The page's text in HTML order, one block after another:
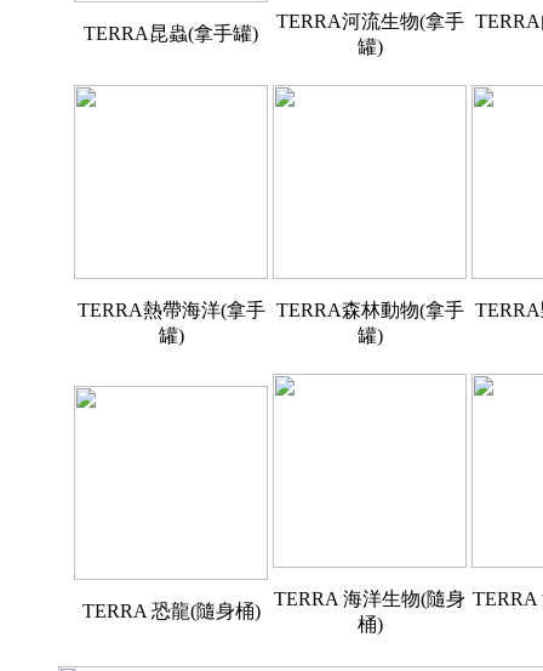
TERRA昆蟲(拿手罐)
TERRA河流生物(拿手
罐)
TERRA熱帶海洋(拿手
罐)
TERRA森林動物(拿手
罐)
TERRA 恐龍(隨身桶)
TERRA 海洋生物(隨身
桶)
TERRA